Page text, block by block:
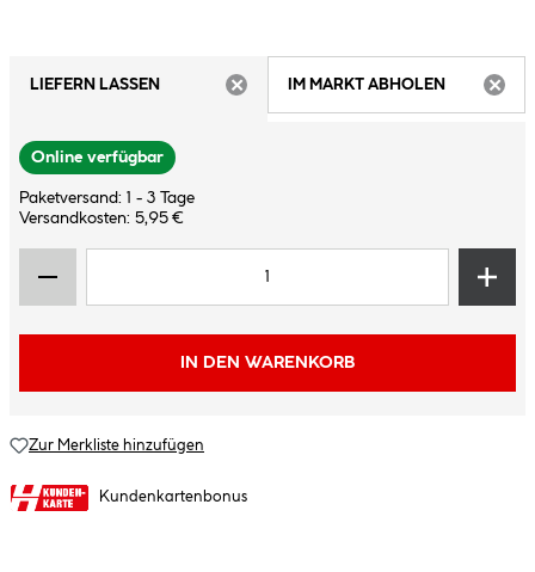
LIEFERN LASSEN
IM MARKT ABHOLEN
Online verfügbar
Paketversand: 1 - 3 Tage
Versandkosten: 5,95 €
IN DEN WARENKORB
Zur Merkliste hinzufügen
Kundenkartenbonus